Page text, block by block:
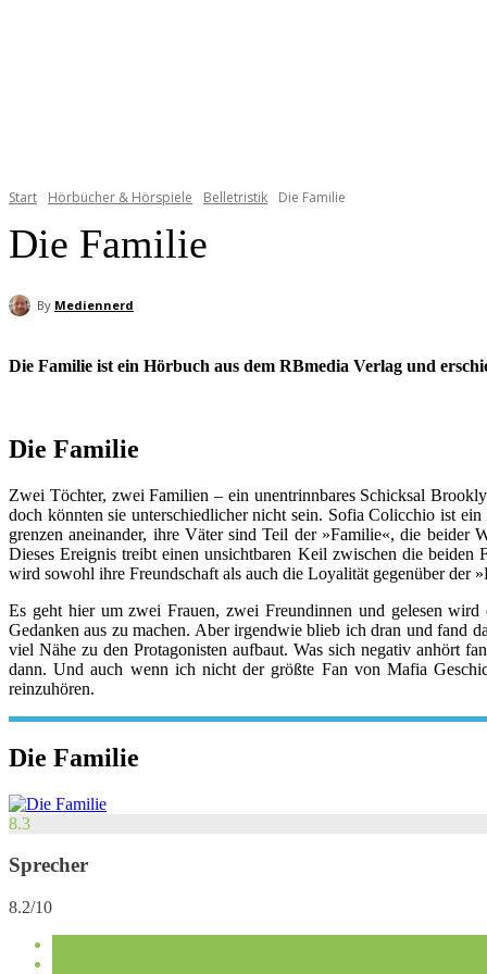
Start Hörbücher & Hörspiele Belletristik Die Familie
Die Familie
By Mediennerd
Die Familie ist ein Hörbuch aus dem RBmedia Verlag und
Die Familie
Zwei Töchter, zwei Familien – ein unentrinnbares Schicksal
doch könnten sie unterschiedlicher nicht sein. Sofia Colicchio ist
grenzen aneinander, ihre Väter sind Teil der »Familie«, die beider
Dieses Ereignis treibt einen unsichtbaren Keil zwischen die beiden
wird sowohl ihre Freundschaft als auch die Loyalität gegenüber der
Es geht hier um zwei Frauen, zwei Freundinnen und gelesen
Gedanken aus zu machen. Aber irgendwie blieb ich dran und fand
viel Nähe zu den Protagonisten aufbaut. Was sich negativ anhört
dann. Und auch wenn ich nicht der größte Fan von Mafia
reinzuhören.
Die Familie
8.3
Sprecher
8.2/10